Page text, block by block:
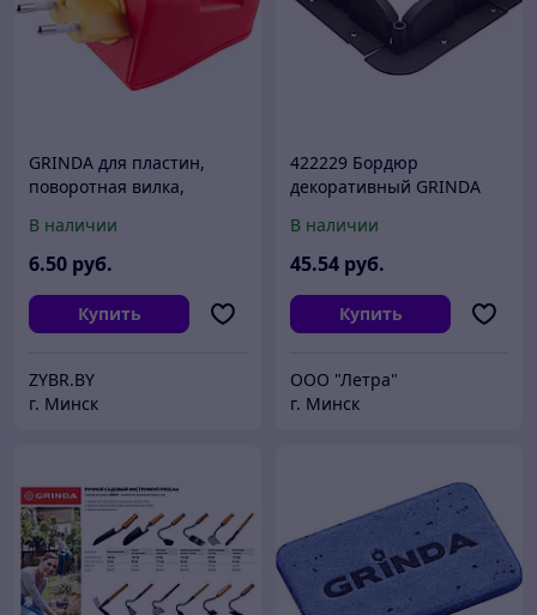
GRINDA для пластин,
поворотная вилка,
В наличии
6.50 руб.
Купить
ZYBR.BY
г. Минск
422229 Бордюр
декоративный GRINDA
коричневый
В наличии
45.54 руб.
Купить
ООО "Летра"
г. Минск